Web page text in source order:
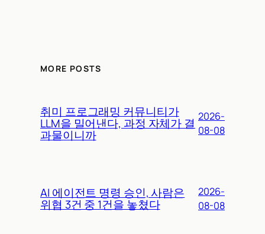
MORE POSTS
취미 프로그래밍 커뮤니티가
LLM을 밀어낸다, 과정 자체가 결
과물이니까
2026-
08-08
AI 에이전트 명령 승인, 사람은
위협 3건 중 1건을 놓쳤다
2026-
08-08